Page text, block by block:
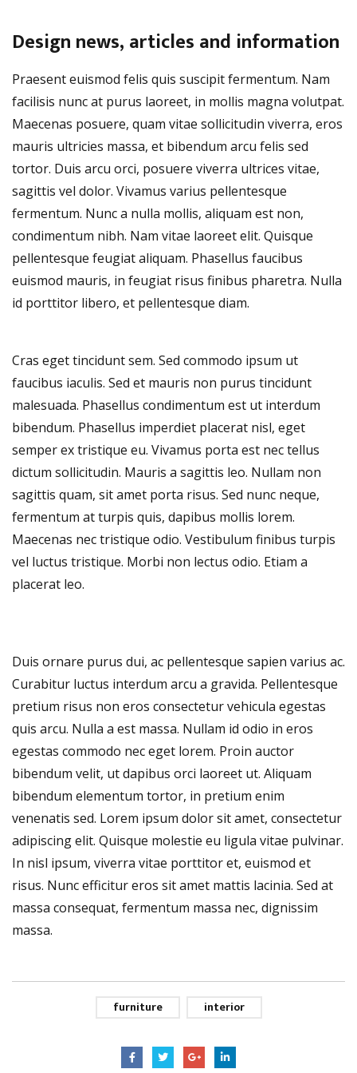
Design news, articles and information
Praesent euismod felis quis suscipit fermentum. Nam
facilisis nunc at purus laoreet, in mollis magna volutpat.
Maecenas posuere, quam vitae sollicitudin viverra, eros
mauris ultricies massa, et bibendum arcu felis sed
tortor. Duis arcu orci, posuere viverra ultrices vitae,
sagittis vel dolor. Vivamus varius pellentesque
fermentum. Nunc a nulla mollis, aliquam est non,
condimentum nibh. Nam vitae laoreet elit. Quisque
pellentesque feugiat aliquam. Phasellus faucibus
euismod mauris, in feugiat risus finibus pharetra. Nulla
id porttitor libero, et pellentesque diam.
Cras eget tincidunt sem. Sed commodo ipsum ut
faucibus iaculis. Sed et mauris non purus tincidunt
malesuada. Phasellus condimentum est ut interdum
bibendum. Phasellus imperdiet placerat nisl, eget
semper ex tristique eu. Vivamus porta est nec tellus
dictum sollicitudin. Mauris a sagittis leo. Nullam non
sagittis quam, sit amet porta risus. Sed nunc neque,
fermentum at turpis quis, dapibus mollis lorem.
Maecenas nec tristique odio. Vestibulum finibus turpis
vel luctus tristique. Morbi non lectus odio. Etiam a
placerat leo.
Duis ornare purus dui, ac pellentesque sapien varius ac.
Curabitur luctus interdum arcu a gravida. Pellentesque
pretium risus non eros consectetur vehicula egestas
quis arcu. Nulla a est massa. Nullam id odio in eros
egestas commodo nec eget lorem. Proin auctor
bibendum velit, ut dapibus orci laoreet ut. Aliquam
bibendum elementum tortor, in pretium enim
venenatis sed. Lorem ipsum dolor sit amet, consectetur
adipiscing elit. Quisque molestie eu ligula vitae pulvinar.
In nisl ipsum, viverra vitae porttitor et, euismod et
risus. Nunc efficitur eros sit amet mattis lacinia. Sed at
massa consequat, fermentum massa nec, dignissim
massa.
furniture interior